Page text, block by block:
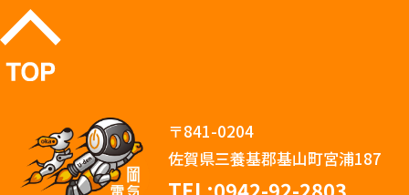
〒841-0204
佐賀県三養基郡基山町宮浦187